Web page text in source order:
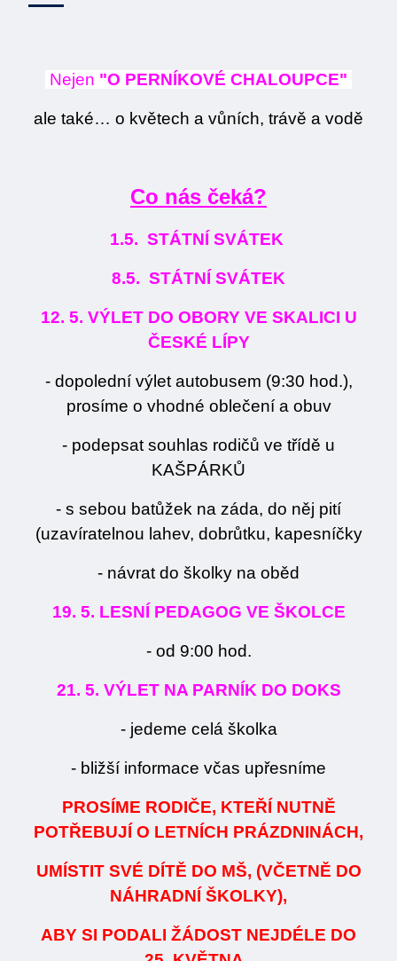
Nejen "O PERNÍKOVÉ CHALOUPCE"
ale také… o květech a vůních, trávě a vodě
Co nás čeká?
1.5. STÁTNÍ SVÁTEK
8.5. STÁTNÍ SVÁTEK
12. 5. VÝLET DO OBORY VE SKALICI U
ČESKÉ LÍPY
- dopolední výlet autobusem (9:30 hod.),
prosíme o vhodné oblečení a obuv
- podepsat souhlas rodičů ve třídě u
KAŠPÁRKŮ
- s sebou batůžek na záda, do něj pití
(uzavíratelnou lahev, dobrůtku, kapesníčky
- návrat do školky na oběd
19. 5. LESNÍ PEDAGOG VE ŠKOLCE
- od 9:00 hod.
21. 5. VÝLET NA PARNÍK DO DOKS
- jedeme celá školka
- bližší informace včas upřesníme
PROSÍME RODIČE, KTEŘÍ NUTNĚ
POTŘEBUJÍ O LETNÍCH PRÁZDNINÁCH,
UMÍSTIT SVÉ DÍTĚ DO MŠ, (VČETNĚ DO
NÁHRADNÍ ŠKOLKY),
ABY SI PODALI ŽÁDOST NEJDÉLE DO